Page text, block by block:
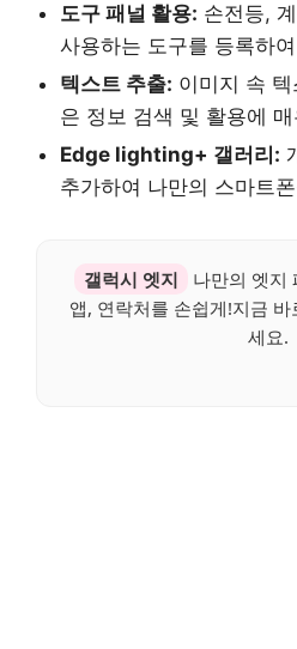
도구 패널 활용: 손전등,
사용하는 도구를 등록하
텍스트 추출: 이미지 속
은 정보 검색 및 활용에
Edge lighting+ 갤러리:
추가하여 나만의 스마트
갤럭시 엣지
나만의 엣지
앱, 연락처를 손쉽게!지금
세요.